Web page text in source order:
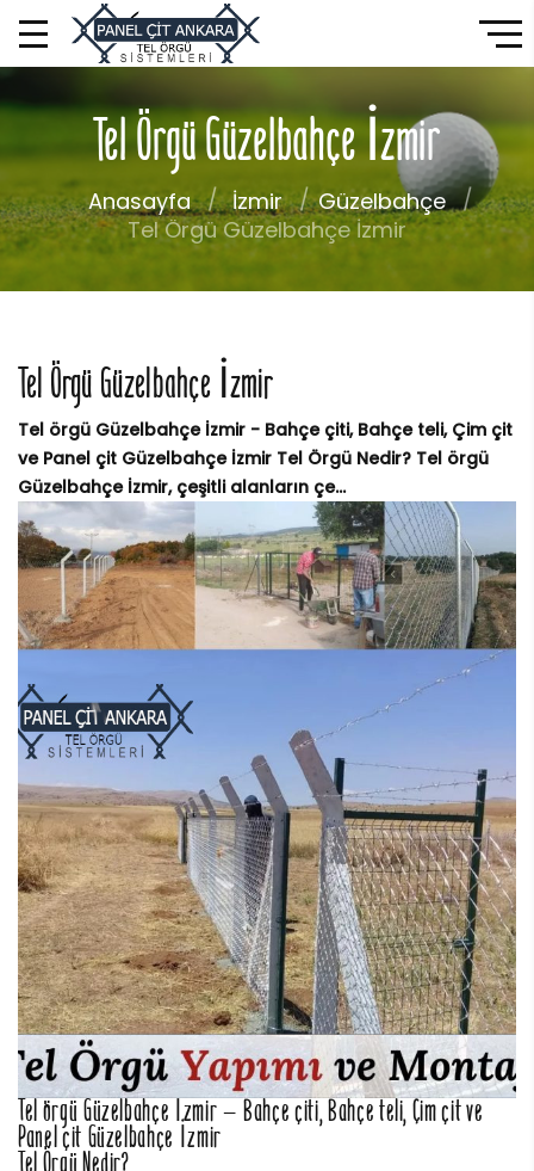
Tel Örgü Güzelbahçe İzmir
Anasayfa İzmir
Güzelbahçe
Tel Örgü Güzelbahçe İzmir
Tel Örgü Güzelbahçe İzmir
Tel örgü Güzelbahçe İzmir - Bahçe çiti, Bahçe teli, Çim çit
ve Panel çit Güzelbahçe İzmir Tel Örgü Nedir? Tel örgü
Güzelbahçe İzmir, çeşitli alanların çe...
Tel örgü Güzelbahçe İzmir – Bahçe çiti, Bahçe teli, Çim çit ve
Panel çit Güzelbahçe İzmir
Tel Örgü Nedir?